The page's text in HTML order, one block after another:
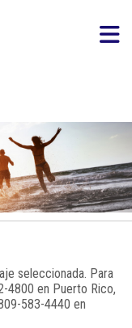
seleccionada. Para
4800 en Puerto Rico,
583-4440 en